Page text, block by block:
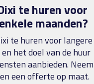
te huren voor
maanden?
te huren voor langere
het doel van de huur
aanbieden. Neem
een offerte op maat.